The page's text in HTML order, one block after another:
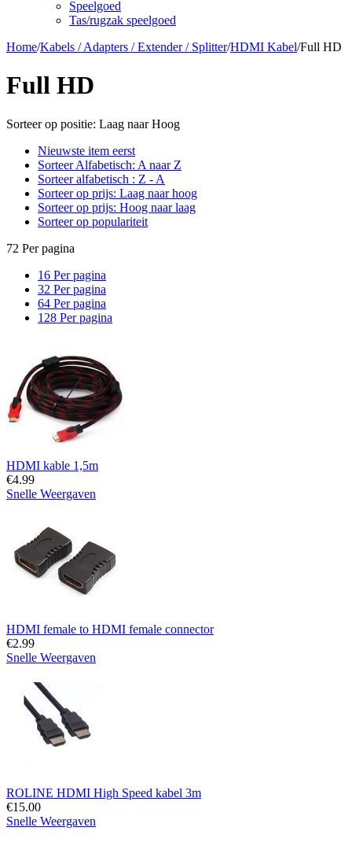
Speelgoed
Tas/rugzak speelgoed
Home/Kabels / Adapters / Extender / Splitter/HDMI Kabel/Full HD
Full HD
Sorteer op positie: Laag naar Hoog
Nieuwste item eerst
Sorteer Alfabetisch: A naar Z
Sorteer alfabetisch : Z - A
Sorteer op prijs: Laag naar hoog
Sorteer op prijs: Hoog naar laag
Sorteer op populariteit
72 Per pagina
16 Per pagina
32 Per pagina
64 Per pagina
128 Per pagina
HDMI kable 1,5m
€4.99
Snelle Weergaven
HDMI female to HDMI female connector
€2.99
Snelle Weergaven
ROLINE HDMI High Speed kabel 3m
€15.00
Snelle Weergaven